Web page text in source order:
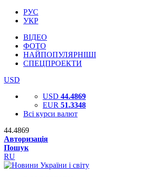
РУС
УКР
ВІДЕО
ФОТО
НАЙПОПУЛЯРНІШІ
СПЕЦПРОЕКТИ
USD
USD 44.4869
EUR 51.3348
Всі курси валют
44.4869
Авторизація
Пошук
RU